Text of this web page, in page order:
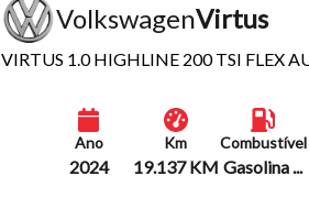
VolkswagenVirtus
VIRTUS 1.0 HIGHLINE 200 TSI FLEX
Ano
2024
Km
19.137 KM
Combustível
Gasolina ...